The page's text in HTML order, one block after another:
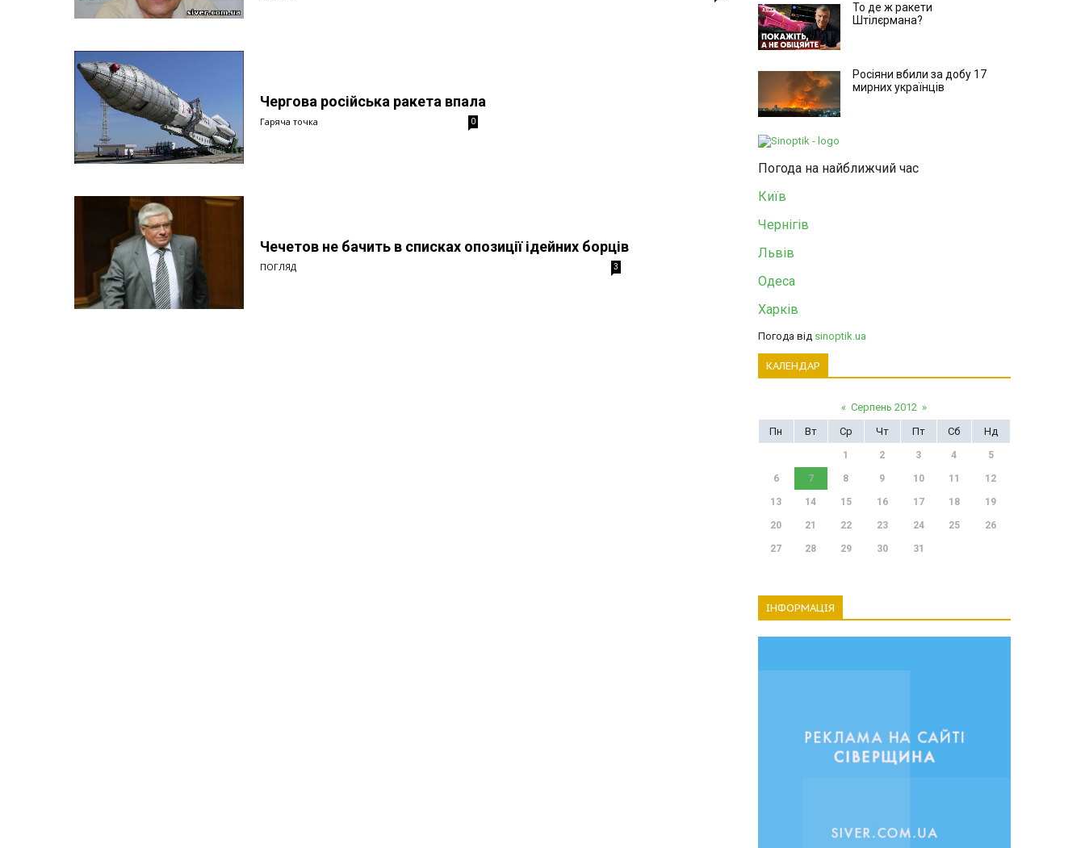
Чергова російська ракета впала
Гаряча точка 0
Чечетов не бачить в списках опозиції ідейних борців
ПОГЛЯД 3
То де ж ракети
Штілєрмана?
Росіяни вбили за добу 17
мирних українців
Погода на найближчий час
Київ
Чернігів
Львів
Одеса
Харків
Погода від sinoptik.ua
КАЛЕНДАР
« Серпень 2012 »
Пн
Вт Ср Чт Пт Сб Нд
1 2 3 4 5
6 7 8 9 10 11 12
13 14 15 16 17 18 19
20 21 22 23 24 25 26
27 28 29 30 31
ІНФОРМАЦІЯ